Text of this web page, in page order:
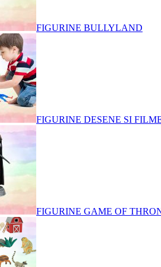
FIGURINE BULLYLAND
FIGURINE DESENE SI
FIGURINE GAME OF